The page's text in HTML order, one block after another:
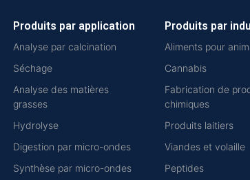
Produits par application
Analyse par calcination
Séchage
Analyse des matières
grasses
Hydrolyse
Digestion par micro-ondes
Synthèse par micro-ondes
Produits par
Aliments pour
Cannabis
Fabrication de
chimiques
Produits laitiers
Viandes et volaille
Peptides